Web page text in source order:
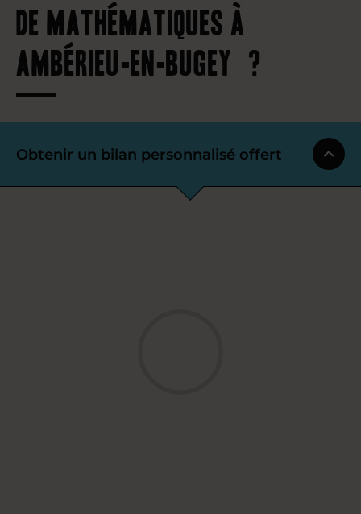
de mathématiques à
Ambérieu-en-Bugey ?
Obtenir un bilan personnalisé offert